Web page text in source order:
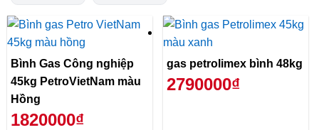
Bình Gas Công nghiệp
45kg PetroVietNam màu
Hồng
1820000₫
gas petrolimex bình 48kg
2790000₫